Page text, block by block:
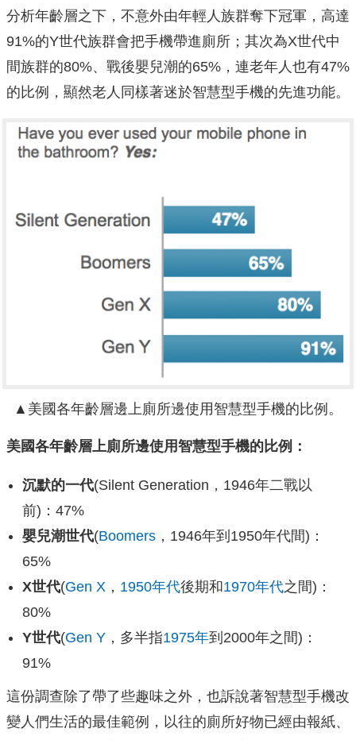
分析年齡層之下，不意外由年輕人族群奪下冠軍，高達
91%的Y世代族群會把手機帶進廁所；其次為X世代中
間族群的80%、戰後嬰兒潮的65%，連老年人也有47%
的比例，顯然老人同樣著迷於智慧型手機的先進功能。
▲美國各年齡層邊上廁所邊使用智慧型手機的比例。
美國各年齡層上廁所邊使用智慧型手機的比例：
沉默的一代(Silent Generation，1946年二戰以
前)：47%
嬰兒潮世代(Boomers ，1946年到1950年代間)：
65%
X世代(Gen X ， 1950年代後期和1970年代之間)：
80%
Y世代(Gen Y ，多半指1975年到2000年之間)：
91%
這份調查除了帶了些趣味之外，也訴說著智慧型手機改
變人們生活的最佳範例，以往的廁所好物已經由報紙、